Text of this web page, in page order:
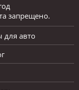
запрещено.
для авто